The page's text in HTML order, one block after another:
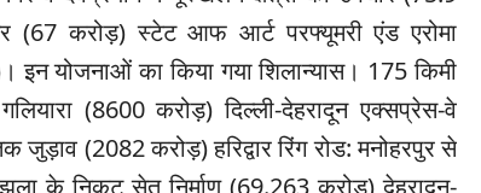
(67 करोड़) स्टेट आफ आर्ट परफ्यूमरी एंड एरोमा
इन योजनाओं का किया गया शिलान्यास। 175 किमी
(8600 करोड़) दिल्ली-देहरादून एक्सप्रेस-वे
तक जुड़ाव (2082 करोड़) हरिद्वार रिंग रोड: मनोहरपुर से